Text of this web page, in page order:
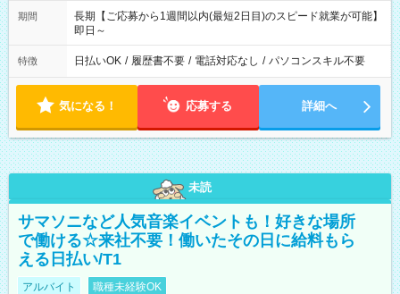
期間
長期【ご応募から1週間以内(最短2日目)のスピード就業が可能】
即日～
特徴 日払いOK / 履歴書不要 / 電話対応なし / パソコンスキル不要
気になる！ 応募する 詳細へ
未読
サマソニなど人気音楽イベントも！好きな場所
で働ける☆来社不要！働いたその日に給料もら
える日払い/T1
アルバイト 職種未経験OK